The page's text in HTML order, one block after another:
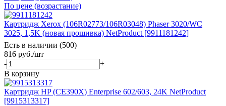
По цене (возрастание)
Картридж Xerox (106R02773/106R03048) Phaser 3020/WC
3025, 1,5K (новая прошивка) NetProduct [9911181242]
Есть в наличии (500)
816 руб./шт
-
+
В корзину
Картридж HP (CE390X) Enterprise 602/603, 24K NetProduct
[9915313317]